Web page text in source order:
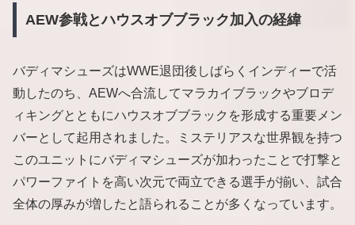
AEW参戦とハウスオブブラック加入の経緯
バディマシューズはWWE退団後しばらくインディーで活
動したのち、AEWへ合流してマラカイブラックやブロデ
ィキングとともにハウスオブブラックを形成する重要メン
バーとして起用されました。ミステリアスな世界観を持つ
このユニットにバディマシューズが加わったことで打撃と
パワーファイトを高い次元で両立できる選手が揃い、試合
全体の厚みが増したと語られることが多くなっています。